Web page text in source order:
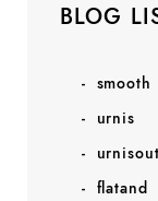
BLOG
smooth
urnis
flatand